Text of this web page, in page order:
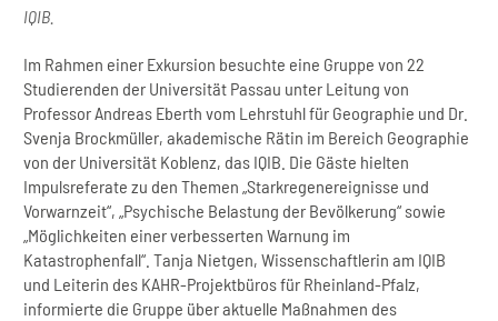
IQIB.
Im Rahmen einer Exkursion besuchte eine Gruppe von 22
Studierenden der Universität Passau unter Leitung von
Professor Andreas Eberth vom Lehrstuhl für Geographie und Dr.
Svenja Brockmüller, akademische Rätin im Bereich Geographie
von der Universität Koblenz, das IQIB. Die Gäste hielten
Impulsreferate zu den Themen „Starkregenereignisse und
Vorwarnzeit“, „Psychische Belastung der Bevölkerung“ sowie
„Möglichkeiten einer verbesserten Warnung im
Katastrophenfall“. Tanja Nietgen, Wissenschaftlerin am IQIB
und Leiterin des KAHR-Projektbüros für Rheinland-Pfalz,
informierte die Gruppe über aktuelle Maßnahmen des